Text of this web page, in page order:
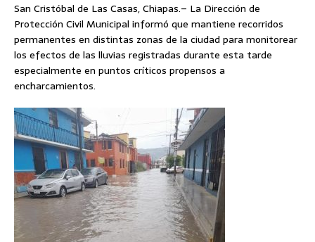
San Cristóbal de Las Casas, Chiapas.– La Dirección de
Protección Civil Municipal informó que mantiene recorridos
permanentes en distintas zonas de la ciudad para monitorear
los efectos de las lluvias registradas durante esta tarde
especialmente en puntos críticos propensos a
encharcamientos.